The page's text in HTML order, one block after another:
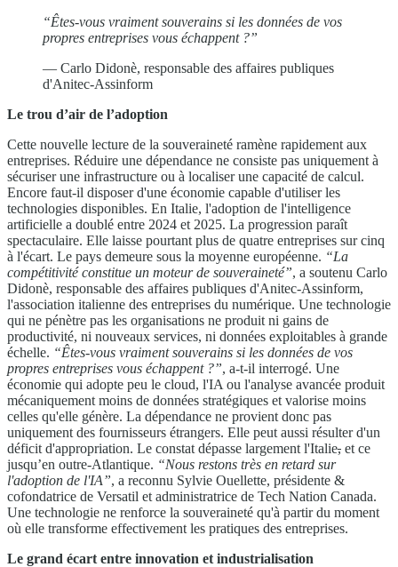
“Êtes-vous vraiment souverains si les données de vos
propres entreprises vous échappent ?”
— Carlo Didonè, responsable des affaires publiques
d'Anitec-Assinform
Le trou d’air de l’adoption
Cette nouvelle lecture de la souveraineté ramène rapidement aux
entreprises. Réduire une dépendance ne consiste pas uniquement à
sécuriser une infrastructure ou à localiser une capacité de calcul.
Encore faut-il disposer d'une économie capable d'utiliser les
technologies disponibles. En Italie, l'adoption de l'intelligence
artificielle a doublé entre 2024 et 2025. La progression paraît
spectaculaire. Elle laisse pourtant plus de quatre entreprises sur cinq
à l'écart. Le pays demeure sous la moyenne européenne. “La
compétitivité constitue un moteur de souveraineté”, a soutenu Carlo
Didonè, responsable des affaires publiques d'Anitec-Assinform,
l'association italienne des entreprises du numérique. Une technologie
qui ne pénètre pas les organisations ne produit ni gains de
productivité, ni nouveaux services, ni données exploitables à grande
échelle. “Êtes-vous vraiment souverains si les données de vos
propres entreprises vous échappent ?”, a-t-il interrogé. Une
économie qui adopte peu le cloud, l'IA ou l'analyse avancée produit
mécaniquement moins de données stratégiques et valorise moins
celles qu'elle génère. La dépendance ne provient donc pas
uniquement des fournisseurs étrangers. Elle peut aussi résulter d'un
déficit d'appropriation. Le constat dépasse largement l'Italie, et ce
jusqu’en outre-Atlantique. “Nous restons très en retard sur
l'adoption de l'IA”, a reconnu Sylvie Ouellette, présidente &
cofondatrice de Versatil et administratrice de Tech Nation Canada.
Une technologie ne renforce la souveraineté qu'à partir du moment
où elle transforme effectivement les pratiques des entreprises.
Le grand écart entre innovation et industrialisation